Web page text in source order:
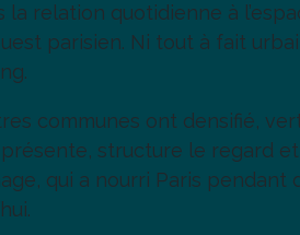
relation quotidienne à
parisien. Ni tout à fait
communes ont densifié,
structure le regard et
qui a nourri Paris pendant